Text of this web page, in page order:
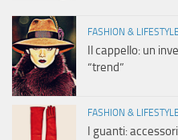
FASHION & LIFESTYLE
Il cappello: un
“trend”
FASHION & LIFESTYLE
I guanti: